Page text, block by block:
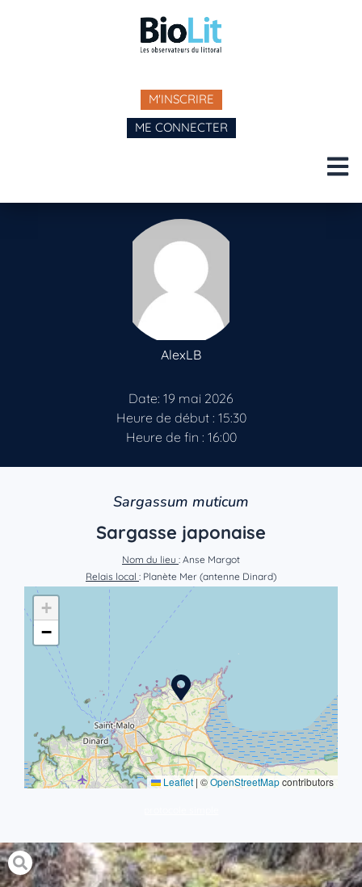
M'INSCRIRE
ME CONNECTER
AlexLB
Date: 19 mai 2026
Heure de début : 15:30
Heure de fin : 16:00
Sargassum muticum
Sargasse japonaise
Nom du lieu : Anse Margot
Relais local : Planète Mer (antenne Dinard)
+
−
Leaflet | ©OpenStreetMapcontributors